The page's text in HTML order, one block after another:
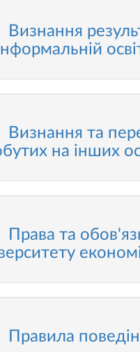
Визнання
Визнання та
на інших
Права та
Правила